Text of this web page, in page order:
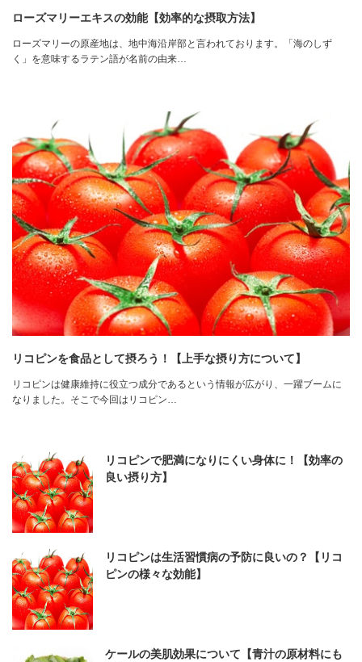
ローズマリーエキスの効能【効率的な摂取方法】
ローズマリーの原産地は、地中海沿岸部と言われております。「海のしず
く」を意味するラテン語が名前の由来…
リコピンを食品として摂ろう！【上手な摂り方について】
リコピンは健康維持に役立つ成分であるという情報が広がり、一躍ブームに
なりました。そこで今回はリコピン…
リコピンで肥満になりにくい身体に！【効率の
良い摂り方】
リコピンは生活習慣病の予防に良いの？【リコ
ピンの様々な効能】
ケールの美肌効果について【青汁の原材料にも